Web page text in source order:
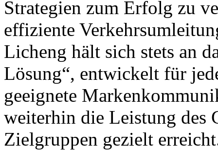
Strategien zum Erfolg zu
effiziente
Licheng hält sich stets an
Lösung“, entwickelt für
geeignete
weiterhin die Leistung des
Zielgruppen gezielt